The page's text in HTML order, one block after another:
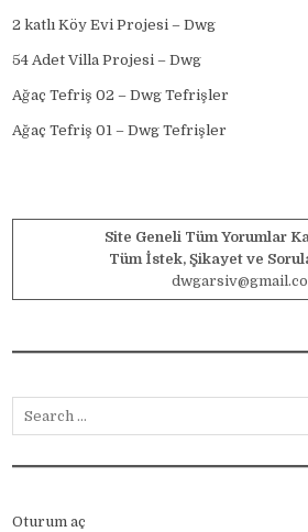
2 katlı Köy Evi Projesi – Dwg
54 Adet Villa Projesi – Dwg
Ağaç Tefriş 02 – Dwg Tefrişler
Ağaç Tefriş 01 – Dwg Tefrişler
Site Geneli Tüm Yorumlar
Tüm İstek, Şikayet ve
Search for:
Oturum aç